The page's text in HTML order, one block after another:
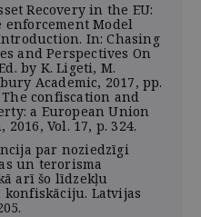
Recovery in the EU:
enforcement Model
In: Chasing
and Perspectives On
by K. Ligeti, M.
Academic, 2017, pp.
confiscation and
a European Union
Vol. 17, p. 324.
par noziedzīgi
un terorisma
arī šo līdzekļu
Latvijas